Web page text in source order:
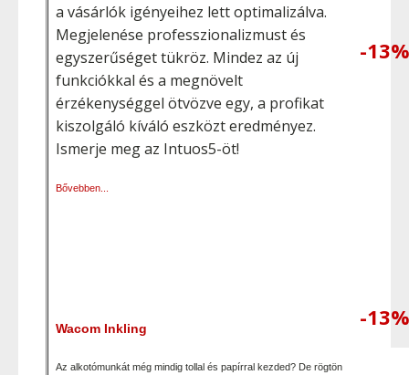
a vásárlók igényeihez lett optimalizálva.
Megjelenése professzionalizmust és
egyszerűséget tükröz. Mindez az új
funkciókkal és a megnövelt
érzékenységgel ötvözve egy, a profikat
kiszolgáló kíváló eszközt eredményez.
Ismerje meg az Intuos5-öt!
Bővebben...
-13%
Wacom Inkling
Az alkotómunkát még mindig tollal és papírral kezded? De rögtön
-13%